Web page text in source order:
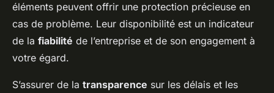
éléments peuvent offrir une protection précieuse en
cas de problème. Leur disponibilité est un indicateur
de la fiabilité de l’entreprise et de son engagement à
votre égard.
S’assurer de la transparence sur les délais et les